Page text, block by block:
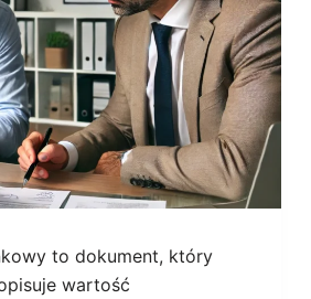
to dokument, który
wartość